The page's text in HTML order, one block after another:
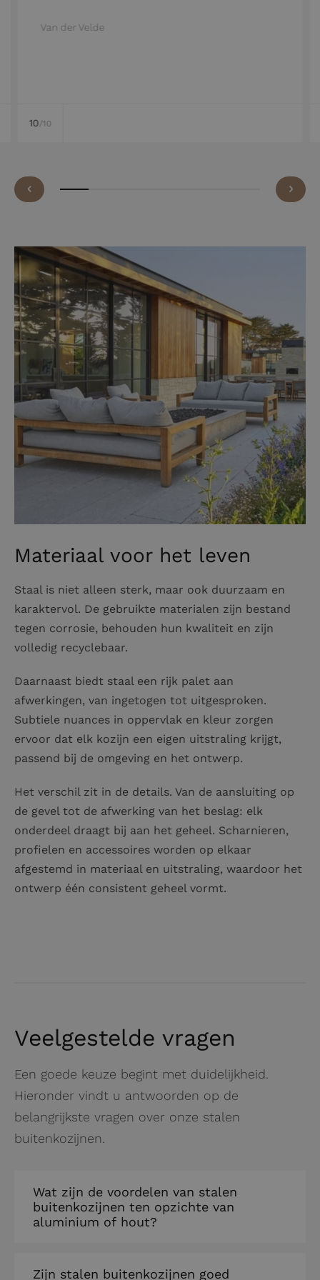
Van der Velde
10/10
Materiaal voor het leven
Staal is niet alleen sterk, maar ook duurzaam en
karaktervol. De gebruikte materialen zijn bestand
tegen corrosie, behouden hun kwaliteit en zijn
volledig recyclebaar.
Daarnaast biedt staal een rijk palet aan
afwerkingen, van ingetogen tot uitgesproken.
Subtiele nuances in oppervlak en kleur zorgen
ervoor dat elk kozijn een eigen uitstraling krijgt,
passend bij de omgeving en het ontwerp.
Het verschil zit in de details. Van de aansluiting op
de gevel tot de afwerking van het beslag: elk
onderdeel draagt bij aan het geheel. Scharnieren,
profielen en accessoires worden op elkaar
afgestemd in materiaal en uitstraling, waardoor het
ontwerp één consistent geheel vormt.
Veelgestelde vragen
Een goede keuze begint met duidelijkheid.
Hieronder vindt u antwoorden op de
belangrijkste vragen over onze stalen
buitenkozijnen.
Wat zijn de voordelen van stalen
buitenkozijnen ten opzichte van
aluminium of hout?
Staal is sterker en stijver dan andere
Zijn stalen buitenkozijnen goed